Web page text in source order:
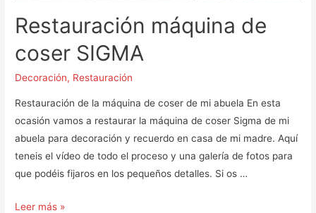
Restauración máquina de
coser SIGMA
Decoración, Restauración
Restauración de la máquina de coser de mi abuela En esta
ocasión vamos a restaurar la máquina de coser Sigma de mi
abuela para decoración y recuerdo en casa de mi madre. Aquí
teneis el vídeo de todo el proceso y una galería de fotos para
que podéis fijaros en los pequeños detalles. Si os …
Restauración
Leer más »